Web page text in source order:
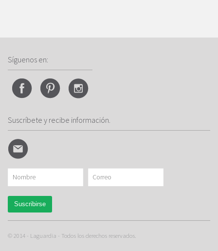
Síguenos en:
Suscríbete y recibe información.
© 2014 - Laguardia - Todos los derechos reservados.